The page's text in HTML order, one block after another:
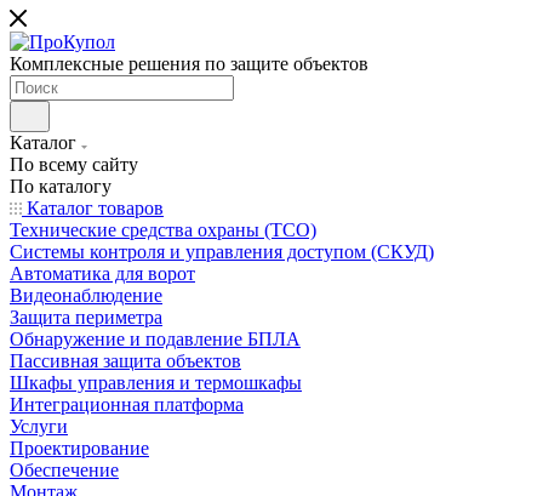
Комплексные решения по защите объектов
Каталог
По всему сайту
По каталогу
Каталог товаров
Технические средства охраны (ТСО)
Системы контроля и управления доступом (СКУД)
Автоматика для ворот
Видеонаблюдение
Защита периметра
Обнаружение и подавление БПЛА
Пассивная защита объектов
Шкафы управления и термошкафы
Интеграционная платформа
Услуги
Проектирование
Обеспечение
Монтаж